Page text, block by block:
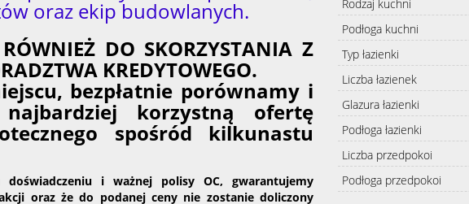
oraz ekip budowlanych.
DO SKORZYSTANIA Z
KREDYTOWEGO.
bezpłatnie porównamy i
najbardziej korzystną ofertę
spośród kilkunastu
doświadczeniu i ważnej polisy OC, gwarantujemy
oraz że do podanej ceny nie zostanie doliczony
Rodzaj kuchni
Podłoga kuchni
Typ łazienki
Liczba łazienek
Glazura łazienki
Podłoga łazienki
Liczba przedpokoi
Podłoga przedpokoi